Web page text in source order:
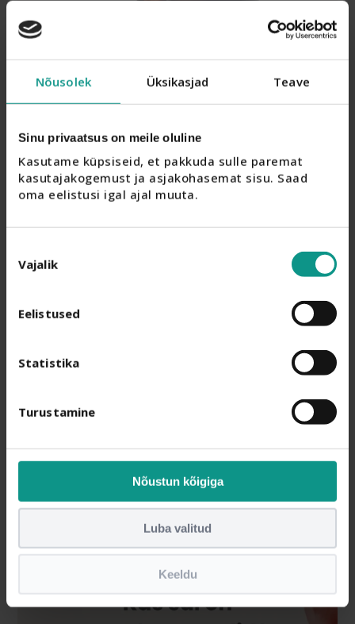
Nõusolek Üksikasjad Teave
Sinu privaatsus on meile oluline
Kasutame küpsiseid, et pakkuda sulle paremat
kasutajakogemust ja asjakohasemat sisu. Saad
oma eelistusi igal ajal muuta.
valik
Vajalik
Eelistused
Statistika
Turustamine
Nõustun kõigiga
Luba valitud
Keeldu